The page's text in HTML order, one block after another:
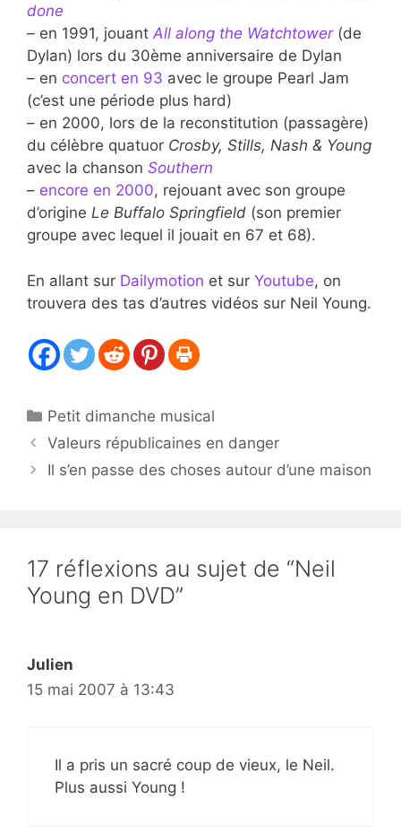
done
– en 1991, jouant All along the Watchtower(de
Dylan) lors du 30ème anniversaire de Dylan
– en concert en 93 avec le groupe Pearl Jam
(c’est une période plus hard)
– en 2000, lors de la reconstitution (passagère)
du célèbre quatuor Crosby, Stills, Nash & Young
avec la chanson Southern
– encore en 2000, rejouant avec son groupe
d’origine Le Buffalo Springfield (son premier
groupe avec lequel il jouait en 67 et 68).
En allant sur Dailymotion et sur Youtube, on
trouvera des tas d’autres vidéos sur Neil Young.
Catégories
Petit dimanche musical
Valeurs républicaines en danger
Il s’en passe des choses autour d’une maison
17 réflexions au sujet de “Neil
Young en DVD”
Julien
15 mai 2007 à 13:43
Il a pris un sacré coup de vieux, le Neil.
Plus aussi Young !